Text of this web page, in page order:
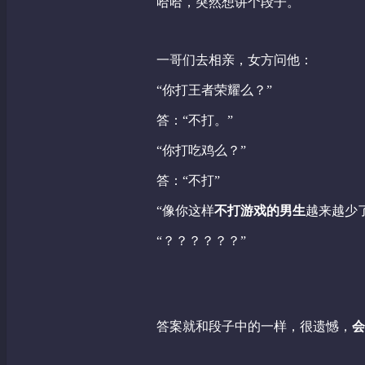
一哥们去相亲，女方问他：
“你打王者荣耀么？”
答：“不打。”
“你打吃鸡么？”
答：“不打”
“像你这样不打游戏的男生越来越少
“？？？？？？”
答案就和段子中的一样，很遗憾， 会